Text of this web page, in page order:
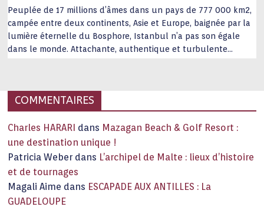
Peuplée de 17 millions d’âmes dans un pays de 777 000 km2,
campée entre deux continents, Asie et Europe, baignée par la
lumière éternelle du Bosphore, Istanbul n’a pas son égale
dans le monde. Attachante, authentique et turbulente
COMMENTAIRES
Charles HARARI dans Mazagan Beach & Golf Resort :
une destination unique !
Patricia Weber dans L’archipel de Malte : lieux d’histoire
et de tournages
Magali Aime dans ESCAPADE AUX ANTILLES : La
GUADELOUPE